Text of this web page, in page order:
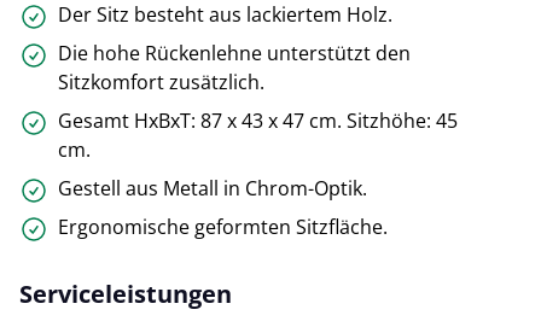
Der Sitz besteht aus lackiertem Holz.
Die hohe Rückenlehne unterstützt den
Sitzkomfort zusätzlich.
Gesamt HxBxT: 87 x 43 x 47 cm. Sitzhöhe: 45
cm.
Gestell aus Metall in Chrom-Optik.
Ergonomische geformten Sitzfläche.
Serviceleistungen